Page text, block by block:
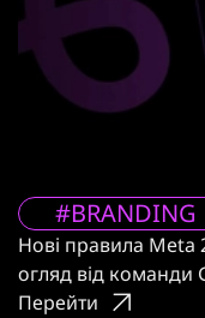
#BRANDING
Нові правила Meta
огляд від команди
Перейти